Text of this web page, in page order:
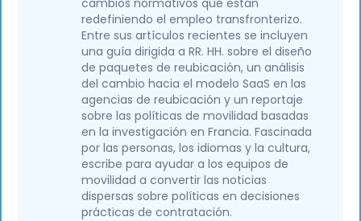
redefiniendo el empleo transfronterizo.
Entre sus artículos recientes se incluyen
una guía dirigida a RR. HH. sobre el diseño
de paquetes de reubicación, un análisis
del cambio hacia el modelo SaaS en las
agencias de reubicación y un reportaje
sobre las políticas de movilidad basadas
en la investigación en Francia. Fascinada
por las personas, los idiomas y la cultura,
escribe para ayudar a los equipos de
movilidad a convertir las noticias
dispersas sobre políticas en decisiones
prácticas de contratación.